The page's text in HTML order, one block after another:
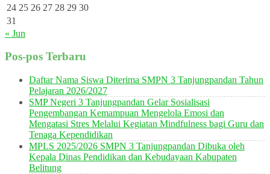
24 25 26 27 28 29 30
31
« Jun
Pos-pos Terbaru
Daftar Nama Siswa Diterima SMPN 3 Tanjungpandan Tahun
Pelajaran 2026/2027
SMP Negeri 3 Tanjungpandan Gelar Sosialisasi
Pengembangan Kemampuan Mengelola Emosi dan
Mengatasi Stres Melalui Kegiatan Mindfulness bagi Guru dan
Tenaga Kependidikan
MPLS 2025/2026 SMPN 3 Tanjungpandan Dibuka oleh
Kepala Dinas Pendidikan dan Kebudayaan Kabupaten
Belitung